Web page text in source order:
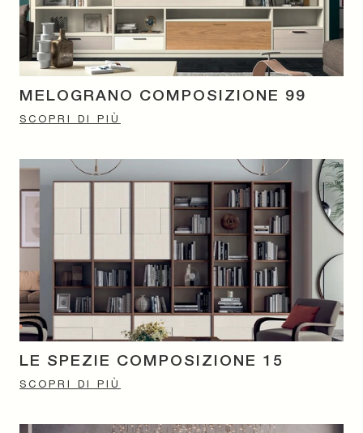
MELOGRANO COMPOSIZIONE 99
SCOPRI DI PIÙ
LE SPEZIE COMPOSIZIONE 15
SCOPRI DI PIÙ